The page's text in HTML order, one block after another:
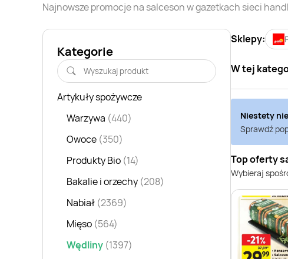
Najnowsze promocje na salcesonw gazetkach sieci
Kategorie
Artykuły spożywcze
Warzywa (440)
Owoce (350)
Produkty Bio (14)
Bakalie i orzechy (208)
Nabiał (2369)
Mięso (564)
Wędliny (1397)
Sklepy:
W tej
Niestety
Sprawdź
Top oferty
Wybieraj